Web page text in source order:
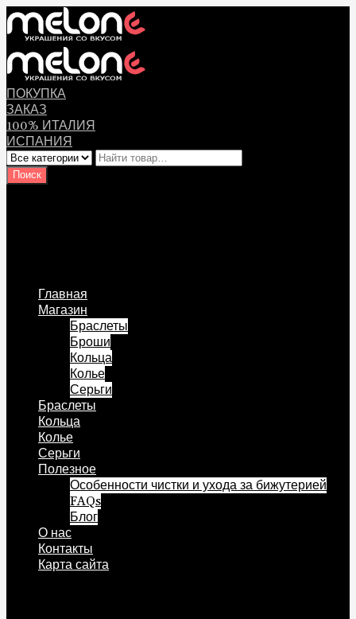
ПОКУПКА
ЗАКАЗ
100% ИТАЛИЯ
ИСПАНИЯ
Главная
Магазин
Браслеты
Броши
Кольца
Колье
Серьги
Браслеты
Кольца
Колье
Серьги
Полезное
Особенности чистки и ухода за бижутерией
FAQs
Блог
О нас
Контакты
Карта сайта